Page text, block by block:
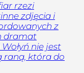
rzezi
zdjęcia i
z
dramat
nie jest
raną, która do